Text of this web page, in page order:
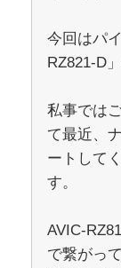
今回はパ
RZ821-D
私事では
て最近、
ートして
す。
AVIC-
で繋がっ